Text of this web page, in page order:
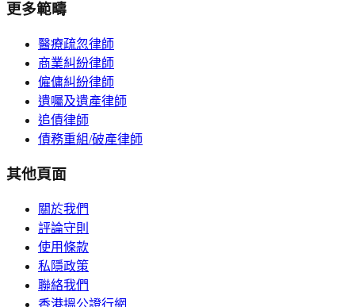
更多範疇
醫療疏忽律師
商業糾紛律師
僱傭糾紛律師
遺囑及遺產律師
追債律師
債務重組/破產律師
其他頁面
關於我們
評論守則
使用條款
私隱政策
聯絡我們